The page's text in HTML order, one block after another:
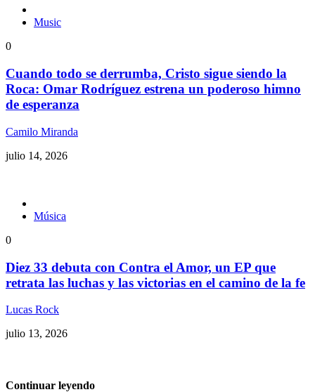
Music
0
Cuando todo se derrumba, Cristo sigue siendo la
Roca: Omar Rodríguez estrena un poderoso himno
de esperanza
Camilo Miranda
julio 14, 2026
Música
0
Diez 33 debuta con Contra el Amor, un EP que
retrata las luchas y las victorias en el camino de la fe
Lucas Rock
julio 13, 2026
Continuar leyendo